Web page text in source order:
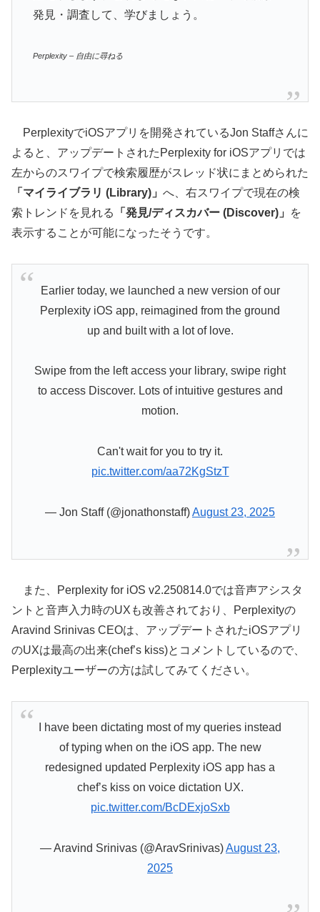
発見・調査して、学びましょう。
Perplexity – 自由に尋ねる
PerplexityでiOSアプリを開発されているJon Staffさんに
よると、アップデートされたPerplexity for iOSアプリでは
左からのスワイプで検索履歴がスレッド状にまとめられた
「マイライブラリ (Library)」 へ、右スワイプで現在の検
索トレンドを見れる
「発見/ディスカバー (Discover)」
を
表示することが可能になったそうです。
Earlier today, we launched a new version of our
Perplexity iOS app, reimagined from the ground
up and built with a lot of love.
Swipe from the left access your library, swipe right
to access Discover. Lots of intuitive gestures and
motion.
Can't wait for you to try it.
pic.twitter.com/aa72KgStzT
— Jon Staff (@jonathonstaff)August 23, 2025
また、Perplexity for iOS v2.250814.0では音声アシスタ
ントと音声入力時のUXも改善されており、Perplexityの
Aravind Srinivas CEOは、アップデートされたiOSアプリ
のUXは最高の出来(chef’s kiss)とコメントしているので、
Perplexityユーザーの方は試してみてください。
I have been dictating most of my queries instead
of typing when on the iOS app. The new
redesigned updated Perplexity iOS app has a
chef’s kiss on voice dictation UX.
pic.twitter.com/BcDExjoSxb
— Aravind Srinivas (@AravSrinivas)August 23,
2025